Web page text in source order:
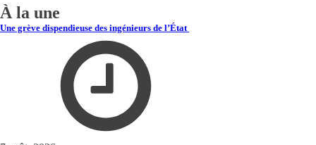
À la une
Une grève dispendieuse des ingénieurs de l’État